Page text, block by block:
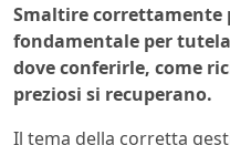
Smaltire correttamente
fondamentale per
dove conferirle, come
preziosi si recuperano.
Il tema della corretta